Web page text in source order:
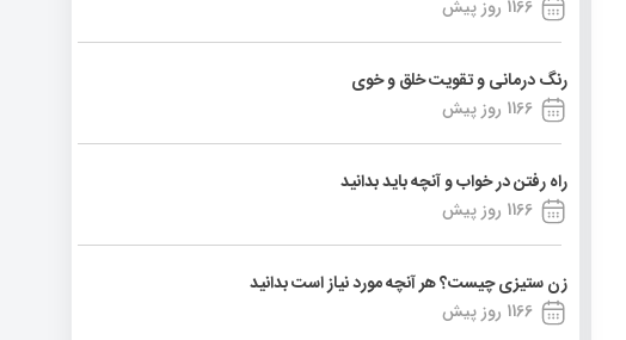
1166 روز پیش
رنگ درمانی و تقویت خلق و خوی
1166 روز پیش
راه رفتن در خواب و آنچه باید بدانید
1166 روز پیش
زن ستیزی چیست؟ هر آنچه مورد نیاز است بدانید
1166 روز پیش